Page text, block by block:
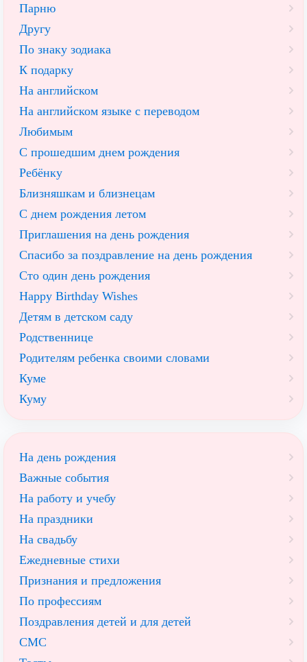
Парню
Другу
По знаку зодиака
К подарку
На английском
На английском языке с переводом
Любимым
С прошедшим днем рождения
Ребёнку
Близняшкам и близнецам
С днем рождения летом
Приглашения на день рождения
Спасибо за поздравление на день рождения
Сто один день рождения
Happy Birthday Wishes
Детям в детском саду
Родственнице
Родителям ребенка своими словами
Куме
Куму
На день рождения
Важные события
На работу и учебу
На праздники
На свадьбу
Ежедневные стихи
Признания и предложения
По профессиям
Поздравления детей и для детей
СМС